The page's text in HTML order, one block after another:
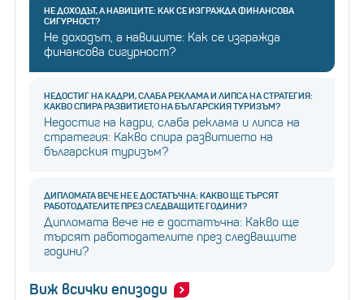
НЕ ДОХОДЪТ, А НАВИЦИТЕ: КАК СЕ ИЗГРАЖДА ФИНАНСОВА
СИГУРНОСТ?
Не доходът, а навиците: Как се изгражда
финансова сигурност?
НЕДОСТИГ НА КАДРИ, СЛАБА РЕКЛАМА И ЛИПСА НА СТРАТЕГИЯ:
КАКВО СПИРА РАЗВИТИЕТО НА БЪЛГАРСКИЯ ТУРИЗЪМ?
Недостиг на кадри, слаба реклама и липса на
стратегия: Какво спира развитието на
българския туризъм?
ДИПЛОМАТА ВЕЧЕ НЕ Е ДОСТАТЪЧНА: КАКВО ЩЕ ТЪРСЯТ
РАБОТОДАТЕЛИТЕ ПРЕЗ СЛЕДВАЩИТЕ ГОДИНИ?
Дипломата вече не е достатъчна: Какво ще
търсят работодателите през следващите
години?
Виж всички епизоди